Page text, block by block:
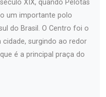
XIX, quando Pelotas
um importante polo
do Brasil. O Centro foi o
surgindo ao redor
é a principal praça do